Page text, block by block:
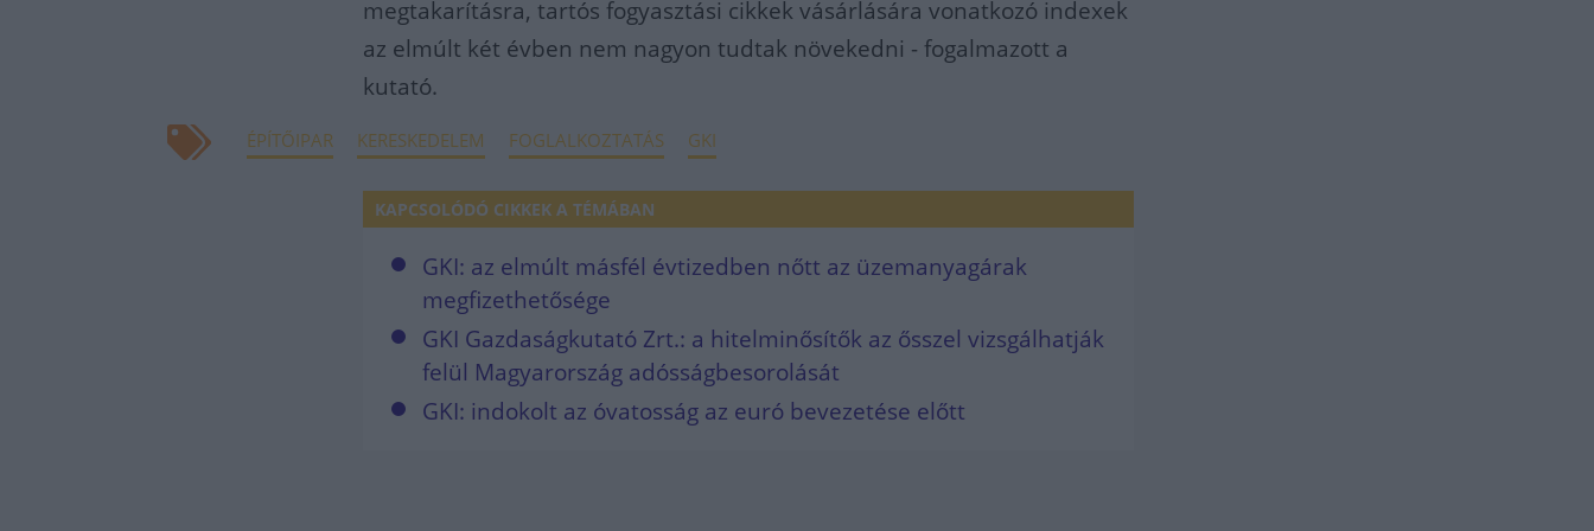
megtakarításra, tartós fogyasztási cikkek vásárlására vonatkozó indexek
az elmúlt két évben nem nagyon tudtak növekedni - fogalmazott a
kutató.
ÉPÍTŐIPAR KERESKEDELEM FOGLALKOZTATÁS GKI
KAPCSOLÓDÓ CIKKEK A TÉMÁBAN
GKI: az elmúlt másfél évtizedben nőtt az üzemanyagárak
megfizethetősége
GKI Gazdaságkutató Zrt.: a hitelminősítők az ősszel vizsgálhatják
felül Magyarország adósságbesorolását
GKI: indokolt az óvatosság az euró bevezetése előtt